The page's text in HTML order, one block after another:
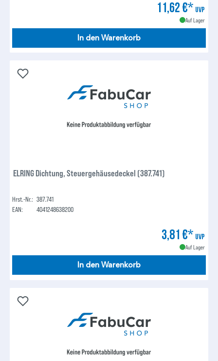
11,62 €* UVP
Auf Lager
In den Warenkorb
ELRING Dichtung, Steuergehäusedeckel (387.741)
Hrst.-Nr.: 387.741
EAN:
4041248638200
3,81 €* UVP
Auf Lager
In den Warenkorb